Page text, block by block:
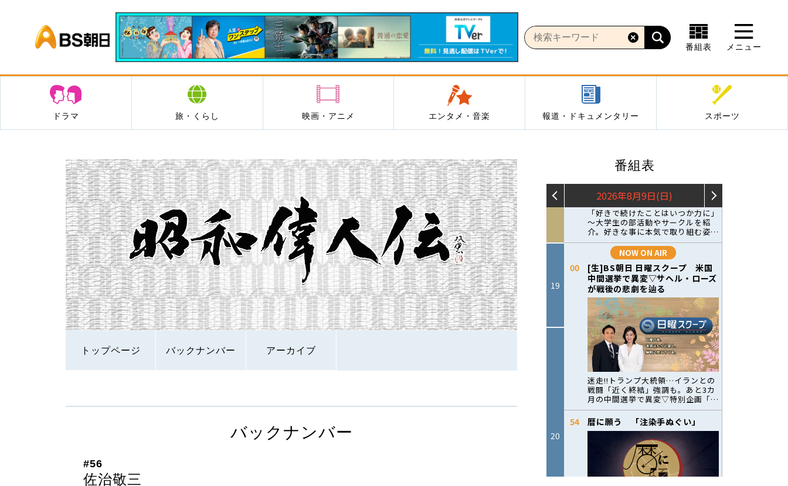
BS朝日
番組表 メニュー
ドラマ 旅・くらし 映画・アニメ エンタメ・音楽 報道・ドキュメンタリー スポーツ
トップページ バックナンバー アーカイブ
番組表
バックナンバー
#56
佐治敬三